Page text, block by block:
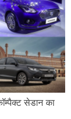
सेडान का